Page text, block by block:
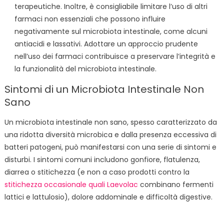
terapeutiche. Inoltre, è consigliabile limitare l’uso di altri
farmaci non essenziali che possono influire
negativamente sul microbiota intestinale, come alcuni
antiacidi e lassativi. Adottare un approccio prudente
nell’uso dei farmaci contribuisce a preservare l’integrità e
la funzionalità del microbiota intestinale.
Sintomi di un Microbiota Intestinale Non
Sano
Un microbiota intestinale non sano, spesso caratterizzato da
una ridotta diversità microbica e dalla presenza eccessiva di
batteri patogeni, può manifestarsi con una serie di sintomi e
disturbi. I sintomi comuni includono gonfiore, flatulenza,
diarrea o stitichezza (e non a caso prodotti contro la
stitichezza occasionale quali Laevolac combinano fermenti
lattici e lattulosio), dolore addominale e difficoltà digestive.